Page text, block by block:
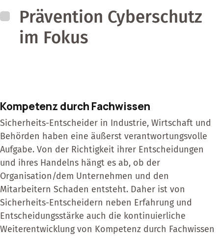
Prävention Cyberschutz
im Fokus
Kompetenz durch Fachwissen
Sicherheits-Entscheider in Industrie, Wirtschaft und
Behörden haben eine äußerst verantwortungsvolle
Aufgabe. Von der Richtigkeit ihrer Entscheidungen
und ihres Handelns hängt es ab, ob der
Organisation/dem Unternehmen und den
Mitarbeitern Schaden entsteht. Daher ist von
Sicherheits-Entscheidern neben Erfahrung und
Entscheidungsstärke auch die kontinuierliche
Weiterentwicklung von Kompetenz durch Fachwissen